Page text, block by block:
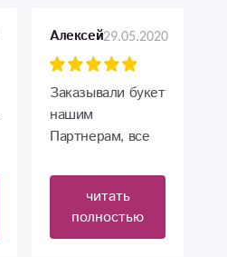
Алексей29.05.2020
Заказывали букет
нашим
Партнерам, все
Спасибо за
действительно
качественный
сервис! Доставка
читать
полностью